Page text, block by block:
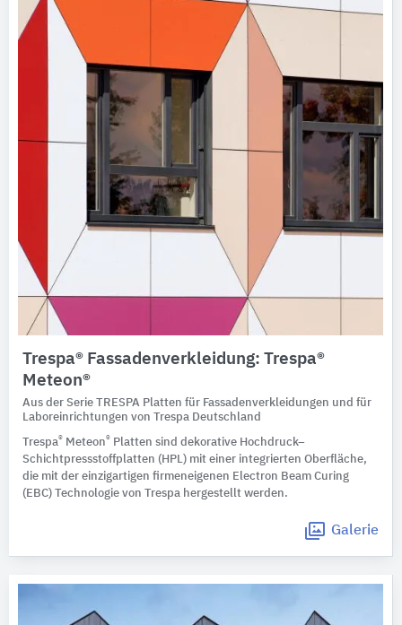
Trespa® Fassadenverkleidung: Trespa®
Meteon®
Aus der Serie TRESPA Platten für Fassadenverkleidungen und für
Laboreinrichtungen von Trespa Deutschland
Trespa® Meteon® Platten sind dekorative Hochdruck–
Schichtpressstoffplatten (HPL) mit einer integrierten Oberfläche,
die mit der einzigartigen firmeneigenen Electron Beam Curing
(EBC) Technologie von Trespa hergestellt werden.
Galerie